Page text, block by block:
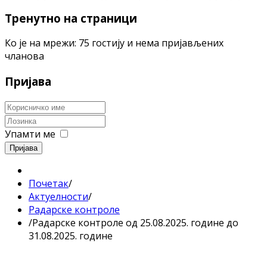
Тренутно на страници
Ко је на мрежи: 75 гостију и нема пријављених
чланова
Пријава
Упамти ме
Пријава
Почетак/
Актуелности/
Радарске контроле
/Радарске контроле од 25.08.2025. године до
31.08.2025. године